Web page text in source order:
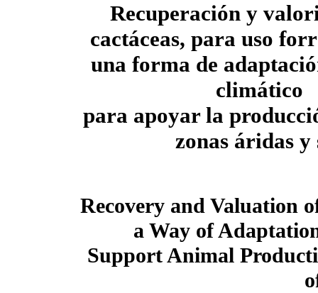
Recuperación y
cactáceas, para uso
una forma de
climático
para apoyar la
zonas áridas
Recovery and Valuation
a Way of
Support Animal